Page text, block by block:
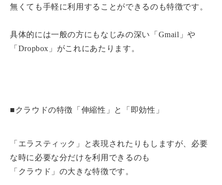
無くても手軽に利用することができるのも特徴です。
具体的には一般の方にもなじみの深い「Gmail」や
「Dropbox」がこれにあたります。
■クラウドの特徴「伸縮性」と「即効性」
「エラスティック」と表現されたりもしますが、必要
な時に必要な分だけを利用できるのも
「クラウド」の大きな特徴です。